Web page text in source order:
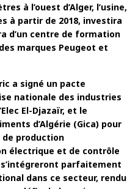
à l’ouest d’Alger, l’usine,
à partir de 2018, investira
d’un centre de formation
marques Peugeot et
a signé un pacte
nationale des industries
El-Djazaïr, et le
d’Algérie (Gica) pour
production
électrique et de contrôle
parfaitement
dans ce secteur, rendu